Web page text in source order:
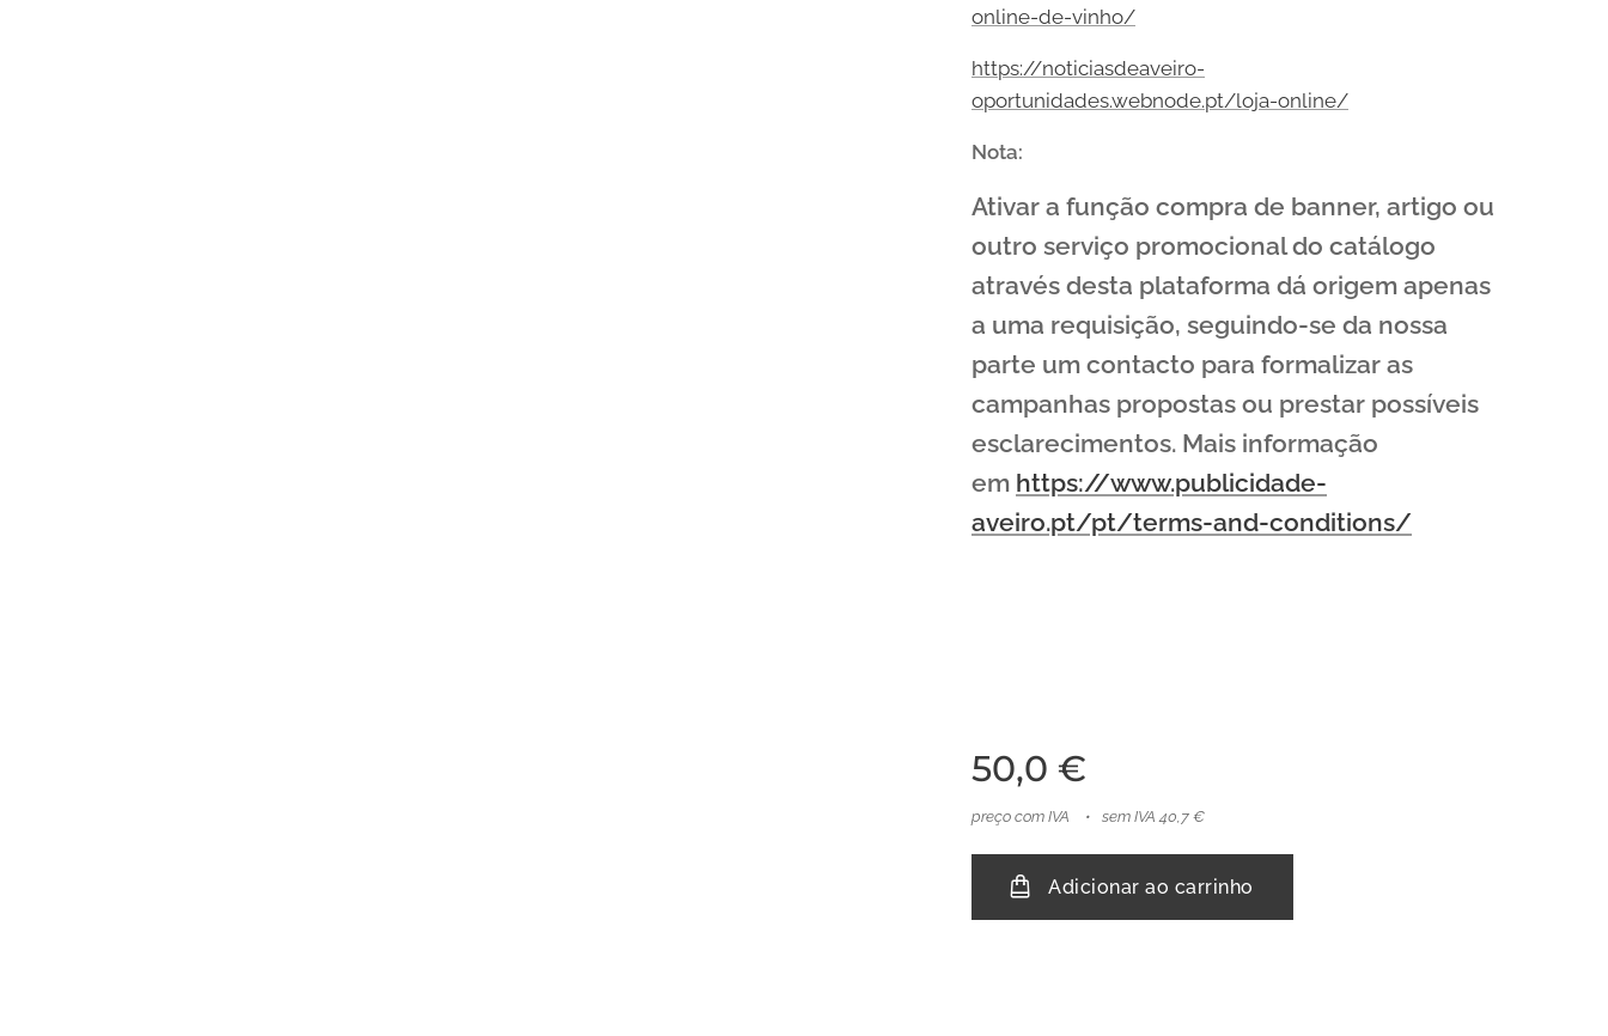
online-de-vinho/
https://noticiasdeaveiro-
oportunidades.webnode.pt/loja-online/
Nota:
Ativar a função compra de banner, artigo ou
outro serviço promocional do catálogo
através desta plataforma dá origem apenas
a uma requisição, seguindo-se da nossa
parte um contacto para formalizar as
campanhas propostas ou prestar possíveis
esclarecimentos. Mais informação
em https://www.publicidade-
aveiro.pt/pt/terms-and-conditions/
50,0 €
preço com IVA sem IVA 40,7 €
Adicionar ao carrinho